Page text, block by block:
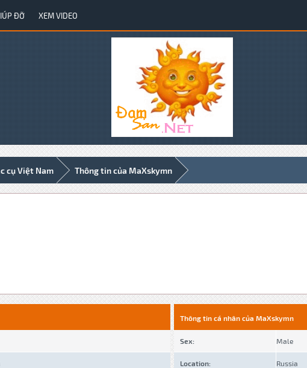
ĐỠ XEM VIDEO
cụ Việt Nam Thông tin của MaXskymn
Thông tin cá nhân của MaXskymn
Sex: Male
Location: Russia